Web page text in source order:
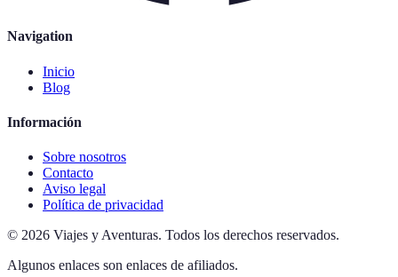
Navigation
Inicio
Blog
Información
Sobre nosotros
Contacto
Aviso legal
Política de privacidad
© 2026 Viajes y Aventuras. Todos los derechos reservados.
Algunos enlaces son enlaces de afiliados.